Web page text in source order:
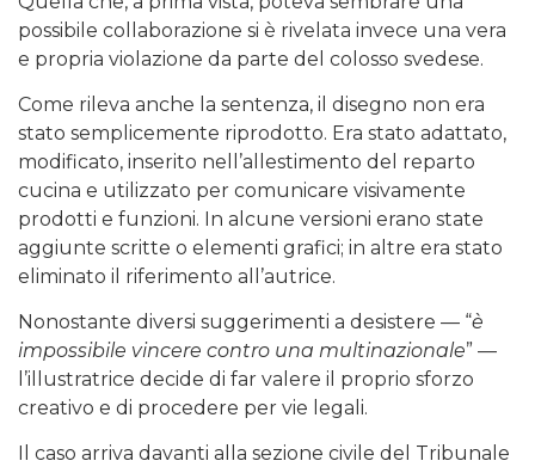
possibile collaborazione si è rivelata invece una vera
e propria violazione da parte del colosso svedese.
Come rileva anche la sentenza, il disegno non era
stato semplicemente riprodotto. Era stato adattato,
modificato, inserito nell’allestimento del reparto
cucina e utilizzato per comunicare visivamente
prodotti e funzioni. In alcune versioni erano state
aggiunte scritte o elementi grafici; in altre era stato
eliminato il riferimento all’autrice.
Nonostante diversi suggerimenti a desistere — “è
impossibile vincere contro una multinazionale” —
l’illustratrice decide di far valere il proprio sforzo
creativo e di procedere per vie legali.
Il caso arriva davanti alla sezione civile del Tribunale